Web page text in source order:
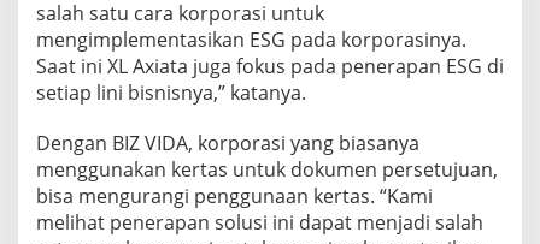
salah satu cara korporasi untuk
mengimplementasikan ESG pada korporasinya.
Saat ini XL Axiata juga fokus pada penerapan ESG di
setiap lini bisnisnya,” katanya.
Dengan BIZ VIDA, korporasi yang biasanya
menggunakan kertas untuk dokumen persetujuan,
bisa mengurangi penggunaan kertas. “Kami
melihat penerapan solusi ini dapat menjadi salah